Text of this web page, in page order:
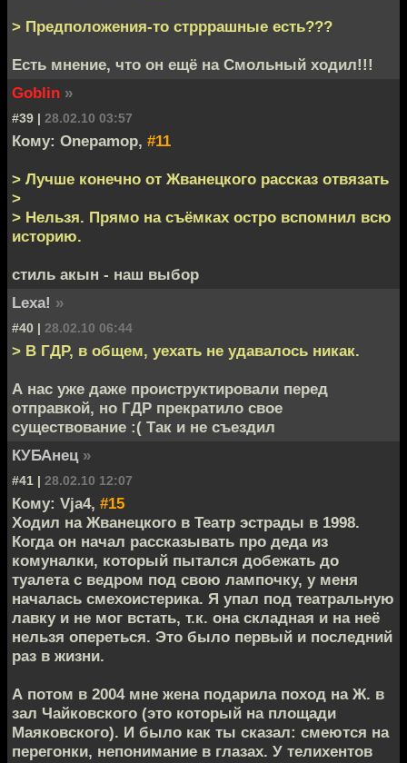
> Предположения-то стрррашные есть???
Есть мнение, что он ещё на Смольный ходил!!!
Goblin »
#39 | 28.02.10 03:57
Кому: Onepamop, #11
> Лучше конечно от Жванецкого рассказ отвязать
>
> Нельзя. Прямо на съёмках остро вспомнил всю
историю.
стиль акын - наш выбор
Lexa! »
#40 | 28.02.10 06:44
> В ГДР, в общем, уехать не удавалось никак.
А нас уже даже проиструктировали перед
отправкой, но ГДР прекратило свое
существование :( Так и не съездил
КУБАнец »
#41 | 28.02.10 12:07
Кому: Vja4, #15
Ходил на Жванецкого в Театр эстрады в 1998.
Когда он начал рассказывать про деда из
комуналки, который пытался добежать до
туалета с ведром под свою лампочку, у меня
началась смехоистерика. Я упал под театральную
лавку и не мог встать, т.к. она складная и на неё
нельзя опереться. Это было первый и последний
раз в жизни.
А потом в 2004 мне жена подарила поход на Ж. в
зал Чайковского (это который на площади
Маяковского). И было как ты сказал: смеются на
перегонки, непонимание в глазах. У телихентов